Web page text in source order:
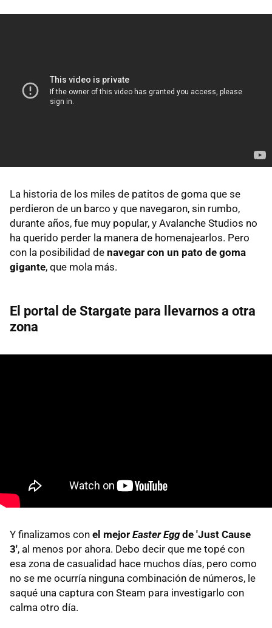
La historia de los miles de patitos de goma que se
perdieron de un barco y que navegaron, sin rumbo,
durante años, fue muy popular, y Avalanche Studios no
ha querido perder la manera de homenajearlos. Pero
con la posibilidad de navegar con un pato de goma
gigante, que mola más.
El portal de Stargate para llevarnos a otra
zona
Y finalizamos con el mejor Easter Eggde 'Just Cause
3', al menos por ahora. Debo decir que me topé con
esa zona de casualidad hace muchos días, pero como
no se me ocurría ninguna combinación de números, le
saqué una captura con Steam para investigarlo con
calma otro día.